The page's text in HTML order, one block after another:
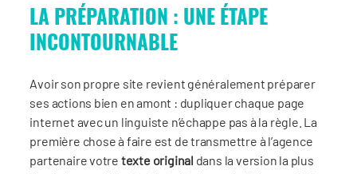
LA PRÉPARATION : UNE ÉTAPE
INCONTOURNABLE
Avoir son propre site revient généralement préparer
ses actions bien en amont : dupliquer chaque page
internet avec un linguiste n’échappe pas à la règle. La
première chose à faire est de transmettre à l’agence
partenaire votre texte original dans la version la plus